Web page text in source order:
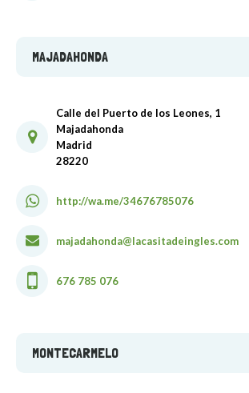
MAJADAHONDA
Calle del Puerto de los Leones, 1
Majadahonda
Madrid
28220
http://wa.me/34676785076
majadahonda@lacasitadeingles.com
676 785 076
MONTECARMELO